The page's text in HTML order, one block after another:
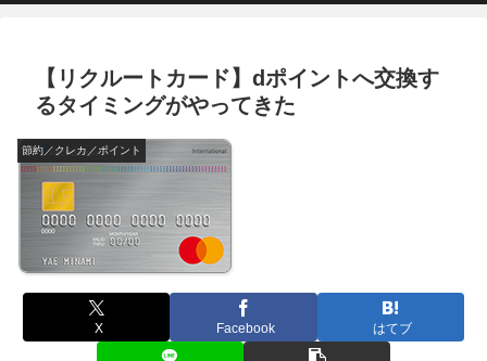
【リクルートカード】dポイントへ交換す
るタイミングがやってきた
節約／クレカ／ポイント
X Facebook はてブ